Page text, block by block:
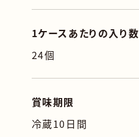
1ケースあたりの入り数
24個
賞味期限
冷蔵10日間